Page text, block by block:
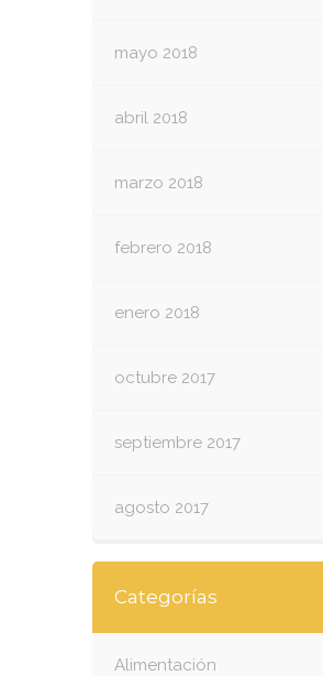
mayo 2018
abril 2018
marzo 2018
febrero 2018
enero 2018
octubre 2017
septiembre 2017
agosto 2017
Categorías
Alimentación